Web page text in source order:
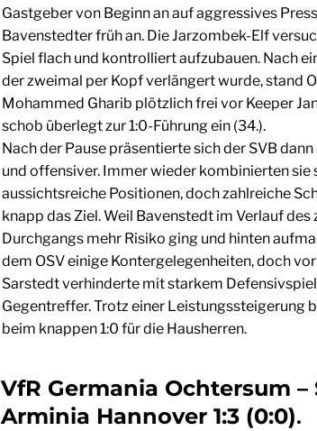
Gastgeber von Beginn an auf aggressives
Bavenstedter früh an. Die Jarzombek-Elf
Spiel flach und kontrolliert aufzubauen. Nach
der zweimal per Kopf verlängert wurde, stand
Mohammed Gharib plötzlich frei vor Keeper
schob überlegt zur 1:0-Führung ein (34.).
Nach der Pause präsentierte sich der SVB
und offensiver. Immer wieder kombinierten sie
aussichtsreiche Positionen, doch zahlreiche
knapp das Ziel. Weil Bavenstedt im Verlauf des
Durchgangs mehr Risiko ging und hinten
dem OSV einige Kontergelegenheiten, doch
Sarstedt verhinderte mit starkem
Gegentreffer. Trotz einer Leistungssteigerung
beim knappen 1:0 für die Hausherren.
VfR Germania Ochtersum –
Arminia Hannover 1:3 (0:0).